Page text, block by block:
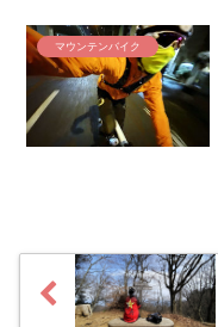
マウンテンバイク